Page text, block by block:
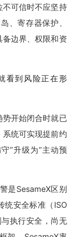
可信时不应坚持
、寄存器保护、
边界、权限和资
看到风险正在形
开始闭合时就已
统可实现提前约
”升级为“主动预
是SesameX区别
统安全标准（ISO
执行安全，尚无